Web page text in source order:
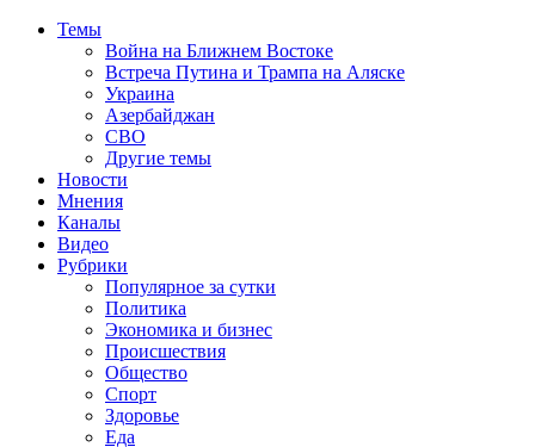
Темы
Война на Ближнем Востоке
Встреча Путина и Трампа на Аляске
Украина
Азербайджан
СВО
Другие темы
Новости
Мнения
Каналы
Видео
Рубрики
Популярное за сутки
Политика
Экономика и бизнес
Происшествия
Общество
Спорт
Здоровье
Еда